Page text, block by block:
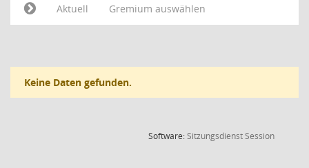
Aktuell
Gremium auswählen
Keine Daten gefunden.
Software:SitzungsdienstSession(Wird in